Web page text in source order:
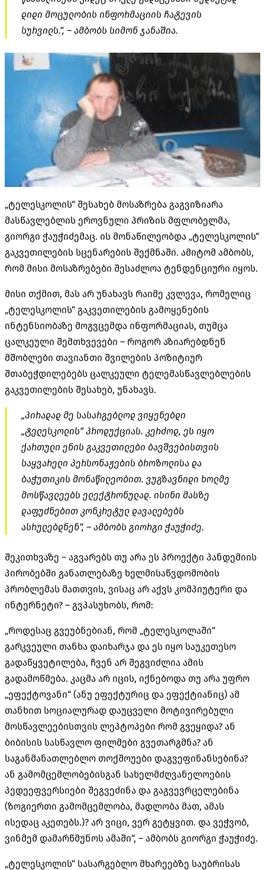
დიდი მოცულობის ინფორმაციის ჩატევის
სურვილს.“, – ამბობს სიმონ ჯანაშია.
„ტელესკოლის“ შესახებ მოსაზრება გაგვიზიარა
მასწავლებლის ეროვნული პრიზის მფლობელმა,
გიორგი ჭაუჭიძემაც. ის მონაწილეობდა „ტელესკოლის“
გაკვეთილების სცენარების შექმნაში. ამიტომ ამბობს,
რომ მისი მოსაზრებები შესაძლოა ტენდენციური იყოს.
მისი თქმით, მას არ უნახავს რაიმე კვლევა, რომელიც
„ტელესკოლის“ გაკვეთილების გამოყენების
ინტენსიობაზე მოგვცემდა ინფორმაციას, თუმცა
ცალკეული შემთხვევები – როგორ აზიარებდნენ
მშობლები თავიანთი შვილების პოზიტიურ
შთაბეჭდილებებს ცალკეული ტელემასწავლებლების
გაკვეთილების შესახებ, უნახავს.
„პირადად მე სასარგებლოდ ვიყენებდი
„ტელესკოლის“ პროდუქციას. კერძოდ, ეს იყო
ქართული ენის გაკვეთილები ბავშვებისთვის
საყვარელი პერსონაჟების ბროზოლისა და
ბაჭუთიკის მონაწილეობით. ვუგზავნიდი ხოლმე
მოსწავლეებს ელექტრონულად. ისინი მასზე
დაფუძნებით კონკრეტულ დავალებებს
ასრულებდნენ“, – ამბობს გიორგი ჭაუჭიძე.
შეკითხვაზე – აგვარებს თუ არა ეს პროექტი პანდემიის
პირობებში განათლებაზე ხელმისაწვდომობის
პრობლემას მათთვის, ვისაც არ აქვს კომპიუტერი და
ინტერნეტი? – გვპასუხობს, რომ:
„როდესაც გვეუბნებიან, რომ „ტელესკოლაში“
გარკვეული თანხა დაიხარჯა და ეს იყო საუკეთესო
გადაწყვეტილება, ჩვენ არ შეგვიძლია ამის
გადამოწმება. კაცმა არ იცის, იქნებოდა თუ არა უფრო
„ეფექტოვანი“ (ანუ ეფექტურიც და ეფექტიანიც) ამ
თანხით სოციალურად დაუცველი მოტივირებული
მოსწავლეებისთვის ლეპტოპები რომ გვეყიდა? ან
ბიბისის სასწავლო ფილმები გვეთარგმნა? ან
საგანმანათლებლო თოქშოუები დაგვეფინანსებინა?
ან გამომცემლობებისგან სახელმძღვანელოების
პედეეფვერსიები შეგვეძინა და გაგვევრცელებინა
(ზოგიერთი გამომცემლობა, მადლობა მათ, ამას
ისედაც აკეთებს.)? არ ვიცი, ვერ გეტყვით. და ვეჭვობ,
ვინმემ დამარწმუნოს ამაში“, – ამბობს გიორგი ჭაუჭიძე.
„ტელესკოლის“ სასარგებლო მხარეებზე საუბრისას